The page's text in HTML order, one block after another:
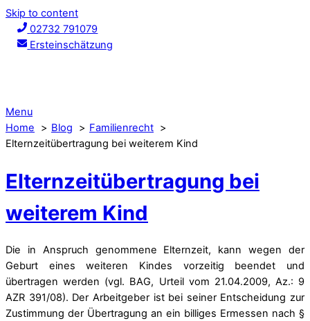
Skip to content
02732 791079
Ersteinschätzung
Menu
Home
Blog
Familienrecht
Elternzeitübertragung bei weiterem Kind
Elternzeitübertragung bei
weiterem Kind
Die in Anspruch genommene Elternzeit, kann wegen der
Geburt eines weiteren Kindes vorzeitig beendet und
übertragen werden (vgl. BAG, Urteil vom 21.04.2009, Az.: 9
AZR 391/08). Der Arbeitgeber ist bei seiner Entscheidung zur
Zustimmung der Übertragung an ein billiges Ermessen nach §